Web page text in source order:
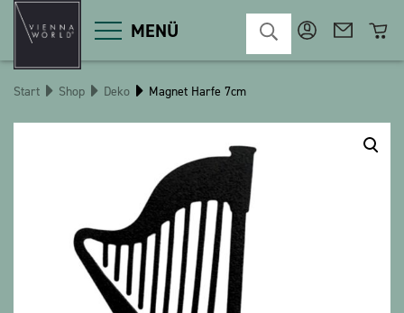
MENÜ
Produktgruppen
Diverses
Küche
Magnete
POS
Schlüsselanhänger
Schreibwaren
Start Shop Deko Magnet Harfe 7cm